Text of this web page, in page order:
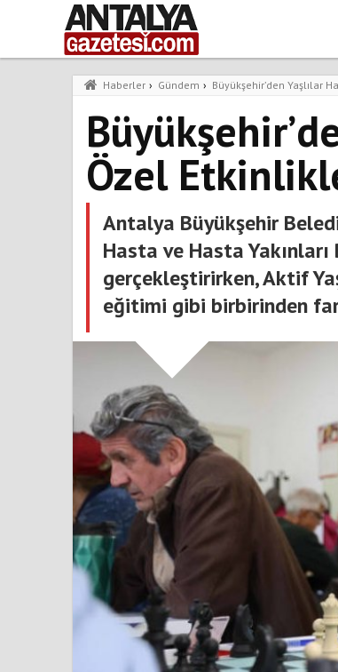
Haberler › Gündem › Büyükşehir’den Yaşlılar
Özel
Antalya Büyükşehir
Hasta ve Hasta
gerçekleştirirken, Aktif
eğitimi gibi birbirinden